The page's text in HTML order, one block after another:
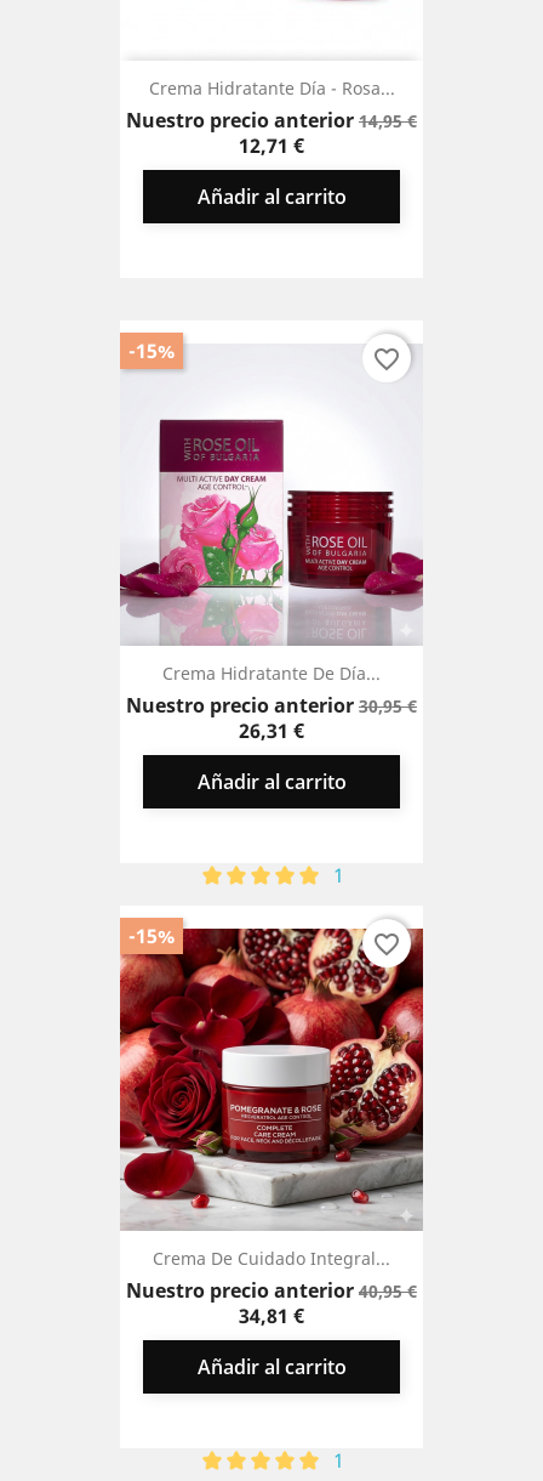
Crema Hidratante Día - Rosa...
Nuestro precio anteriorPrecio
14,95 €Precio
12,71 €
Añadir al carrito
Crema Hidratante De Día...
Nuestro precio anteriorPrecio
30,95 €Precio
26,31 €
Añadir al carrito
1
-15% favorite_border
Crema De Cuidado Integral...
Nuestro precio anteriorPrecio
40,95 €Precio
34,81 €
Añadir al carrito
1
-15% favorite_border